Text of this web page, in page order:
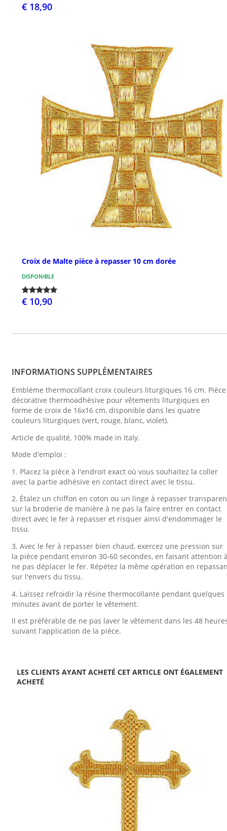
€ 18,90
Croix de Malte pièce à repasser 10 cm dorée
DISPONIBLE
€ 10,90
INFORMATIONS SUPPLÉMENTAIRES
Emblème thermocollant croix couleurs liturgiques 16 cm. Pièce
décorative thermoadhésive pour vêtements liturgiques en
forme de croix de 16x16 cm, disponible dans les quatre
couleurs liturgiques (vert, rouge, blanc, violet).
Article de qualité, 100% made in Italy.
Mode d'emploi :
1. Placez la pièce à l'endroit exact où vous souhaitez la coller
avec la partie adhésive en contact direct avec le tissu.
2. Étalez un chiffon en coton ou un linge à repasser
sur la broderie de manière à ne pas la faire entrer en contact
direct avec le fer à repasser et risquer ainsi d'endommager le
tissu.
3. Avec le fer à repasser bien chaud, exercez une pression sur
la pièce pendant environ 30-60 secondes, en faisant attention
ne pas déplacer le fer. Répétez la même opération en
sur l'envers du tissu.
4. Laissez refroidir la résine thermocollante pendant quelques
minutes avant de porter le vêtement.
Il est préférable de ne pas laver le vêtement dans les 48
suivant l'application de la pièce.
LES CLIENTS AYANT ACHETÉ CET ARTICLE ONT ÉGALEMENT
ACHETÉ